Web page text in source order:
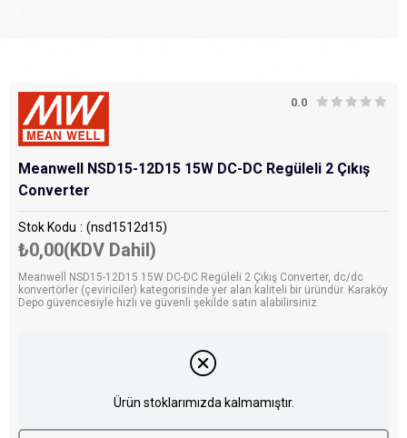
0.0
Meanwell NSD15-12D15 15W DC-DC Regüleli 2 Çıkış
Converter
Stok Kodu (nsd1512d15)
₺0,00(KDV Dahil)
Meanwell NSD15-12D15 15W DC-DC Regüleli 2 Çıkış Converter, dc/dc
konvertörler (çeviriciler) kategorisinde yer alan kaliteli bir üründür. Karaköy
Depo güvencesiyle hızlı ve güvenli şekilde satın alabilirsiniz.
Ürün stoklarımızda kalmamıştır.